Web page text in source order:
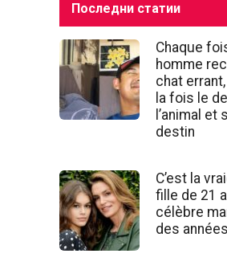
Последни статии
Chaque
homme
chat
la fois le
l’animal et
destin
C’est la
fille de 21
célèbre
des